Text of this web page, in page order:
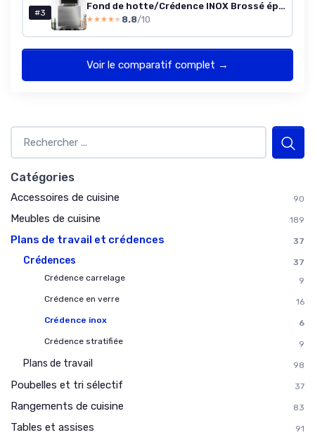
#3
Fond de hotte/Crédence INOX Brossé ép 1.2 mm- 8 Tailles - Hauteur 70 cm x (Longueur 90 cm)
★★★★★
★★★★★ 8.8/10
Voir le comparatif complet →
Catégories
Accessoires de cuisine 90
Meubles de cuisine 189
Plans de travail et crédences 37
Crédences
37
Crédence carrelage
9
Crédence en verre
16
Crédence inox
6
Crédence stratifiée
9
Plans de travail 98
Poubelles et tri sélectif 37
Rangements de cuisine 83
Tables et assises 91